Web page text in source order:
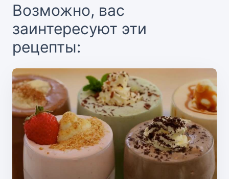
Возможно, вас
заинтересуют эти
рецепты: